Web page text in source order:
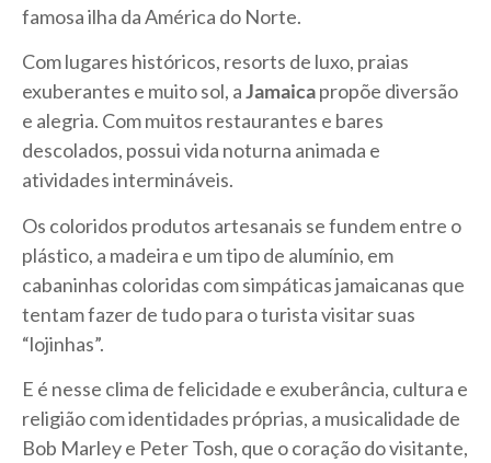
famosa ilha da América do Norte.
Com lugares históricos, resorts de luxo, praias
exuberantes e muito sol, aJamaicapropõe diversão
e alegria. Com muitos restaurantes e bares
descolados, possui vida noturna animada e
atividades intermináveis.
Os coloridos produtos artesanais se fundem entre o
plástico, a madeira e um tipo de alumínio, em
cabaninhas coloridas com simpáticas jamaicanas que
tentam fazer de tudo para o turista visitar suas
“lojinhas”.
E é nesse clima de felicidade e exuberância, cultura e
religião com identidades próprias, a musicalidade de
Bob Marley e Peter Tosh, que o coração do visitante,